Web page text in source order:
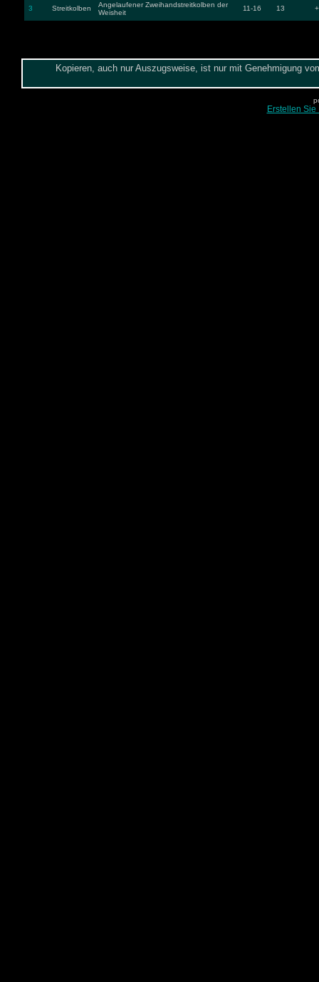
3 Streitkolben
Angelaufener Zweihandstreitkolben der
Weisheit
11-16 13
Kopieren, auch nur Auszugsweise, ist nur mit Genehmigung
Erstellen